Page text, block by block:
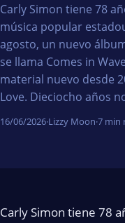
Carly Simon tiene 78
música popular
agosto, un nuevo
se llama Comes in
material nuevo desde
Love. Dieciocho años
16/06/2026·Lizzy Moon·7 min
Carly Simon tiene 78